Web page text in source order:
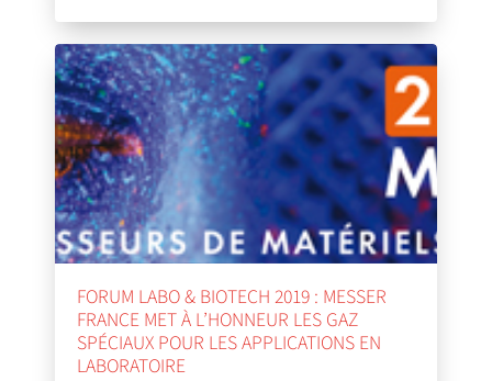
FORUM LABO & BIOTECH 2019 : MESSER
FRANCE MET À L’HONNEUR LES GAZ
SPÉCIAUX POUR LES APPLICATIONS EN
LABORATOIRE